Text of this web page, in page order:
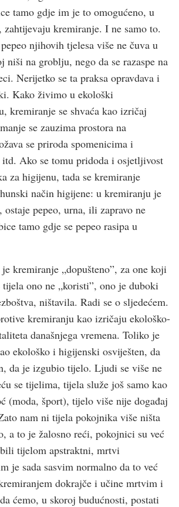
tamo gdje im je to omogućeno, u
kremiranje. I ne samo to.
njihovih tjelesa više ne čuva u
niši na groblju, nego da se razaspe na
Nerijetko se ta praksa opravdava i
Kako živimo u ekološki
kremiranje se shvaća kao izričaj
se zauzima prostora na
se priroda spomenicima i
Ako se tomu pridoda i osjetljivost
za higijenu, tada se kremiranje
način higijene: u kremiranju je
ostaje pepeo, urna, ili zapravo ne
tamo gdje se pepeo rasipa u
kremiranje „dopušteno”, za one koji
ono ne „koristi”, ono je duboki
ništavila. Radi se o sljedećem.
kremiranju kao izričaju ekološko-
današnjega vremena. Toliko je
ekološko i higijenski osviješten, da
da je izgubio tijelo. Ljudi se više ne
se tijelima, tijela služe još samo kao
(moda, šport), tijelo više nije događaj
nam ni tijela pokojnika više ništa
a to je žalosno reći, pokojnici su već
tijelom apstraktni, mrtvi
je sada sasvim normalno da to već
dokrajče i učine mrtvim i
ćemo, u skoroj budućnosti, postati